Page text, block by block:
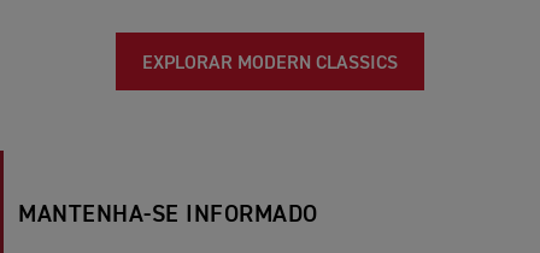
EXPLORAR MODERN CLASSICS
MANTENHA-SE INFORMADO